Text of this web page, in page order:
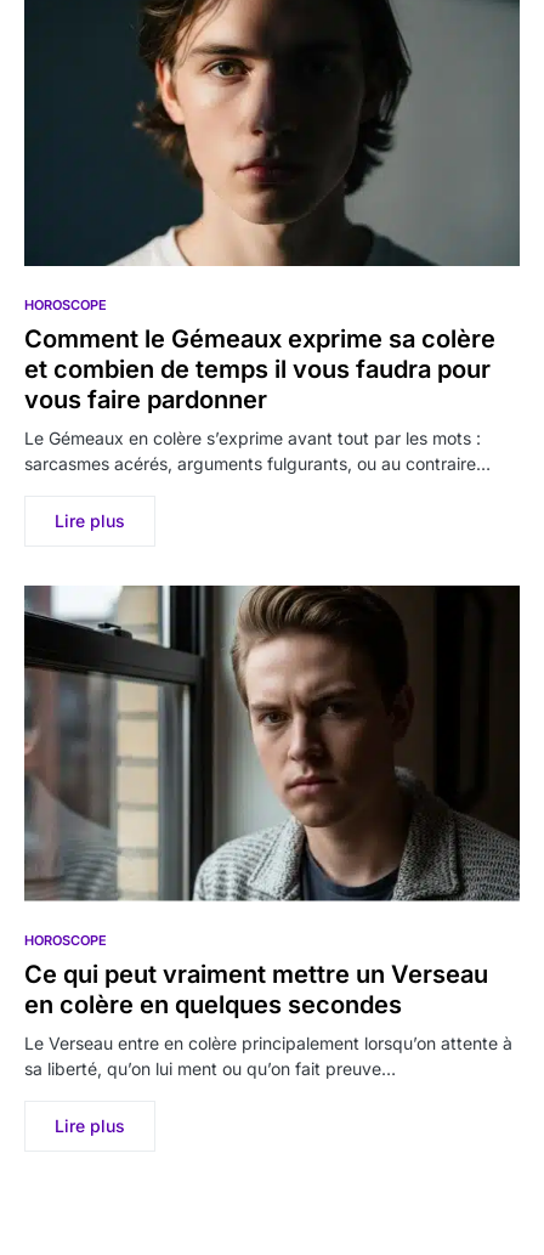
HOROSCOPE
Comment le Gémeaux exprime sa colère
et combien de temps il vous faudra pour
vous faire pardonner
Le Gémeaux en colère s’exprime avant tout par les mots :
sarcasmes acérés, arguments fulgurants, ou au contraire…
Lire plus
HOROSCOPE
Ce qui peut vraiment mettre un Verseau
en colère en quelques secondes
Le Verseau entre en colère principalement lorsqu’on attente à
sa liberté, qu’on lui ment ou qu’on fait preuve…
Lire plus